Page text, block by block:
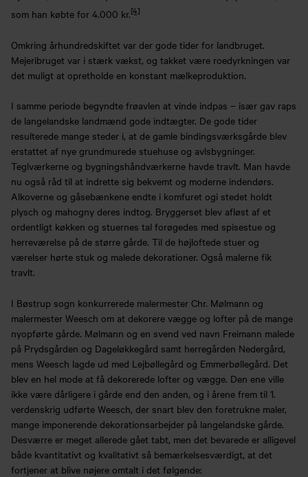
som han købte for 4.000 kr.[4]
Omkring århundredskiftet var der gode tider for landbruget.
Mejeribruget var i stærk vækst, og takket være roedyrkningen var
det muligt at opretholde en konstant mælkeproduktion.
I samme periode begyndte frøavlen at vinde indpas – især gav raps
de langelandske landmænd gode indtægter. De gode tider
resulterede mange steder i, at de gamle bindingsværksgårde blev
erstattet af nye grundmurede stuehuse og avlsbygninger.
Teglværkerne og bygningshåndværkerne havde travlt. Man havde
nu også råd til at indrette sig bekvemt og moderne indendørs.
Alkoverne og gåsebænkene endte i komfuret ogi stedet holdt
plysch og mahogny deres indtog. Bryggerset blev afløst af et
ordentligt køkken og stuernes tal forøgedes med spisestue og
herreværelse på de større gårde. Til de højloftede stuer og
værelser hørte stuk og malede dekorationer. Også malerne fik
travlt.
I Bøstrup sogn konkurrerede malermester Chr. Mølmann og
malermester Weesch om at dekorere vægge og lofter på de mange
nyopførte gårde. Mølmann og en svend ved navn Freimann malede
på Prydsgården og Dageløkkegård samt herregården Nedergård,
mens Weesch lagde ud med Lejbøllegård og Emmerbøllegård. Det
blev en hel mode at få dekorerede lofter og vægge. Den ene ville
ikke være dårligere i gårde end den anden, og i årene frem til 1.
verdenskrig udførte Weesch, der snart blev den foretrukne maler,
mange imponerende dekorationsarbejder på langelandske gårde.
Desværre er meget allerede gået tabt, men det bevarede er alligevel
både kvantitativt og kvalitativt så bemærkelsesværdigt, at det
fortjener at blive nøjere omtalt i det følgende: